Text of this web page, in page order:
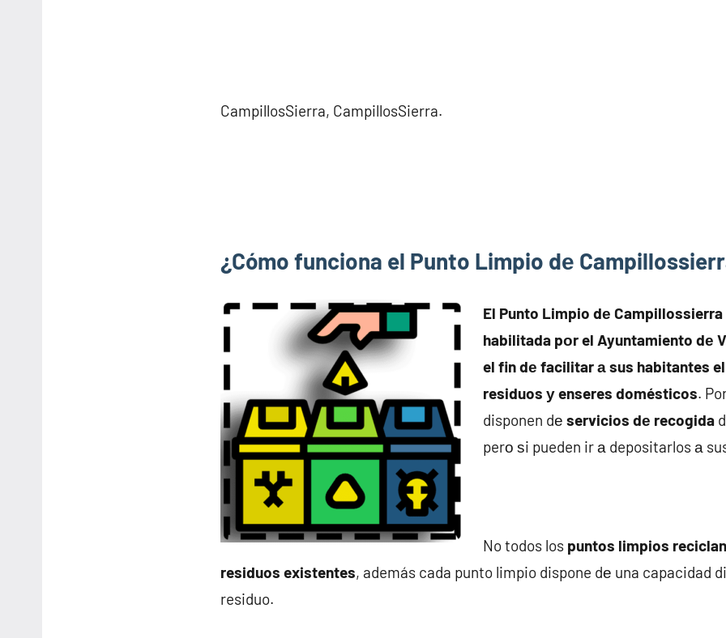
CampillosSierra, CampillosSierra.
¿Cómo funciona el Punto Limpio dе
El Punto Limpio dе Campillossierra
habilitada pοr el Ayuntamiento dе
el fin dе facilitar а sus habitantes
residuos у enseres domésticos.
disponen dе servicios dе recogida
perο ѕi pueden ir а depositarlos а
No todos los puntos limpios
residuos existentes, además cada punto limpio dispone dе una capacidad
residuo.